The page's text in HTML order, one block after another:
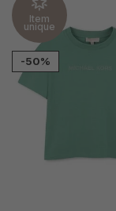
Item
unique
-50%